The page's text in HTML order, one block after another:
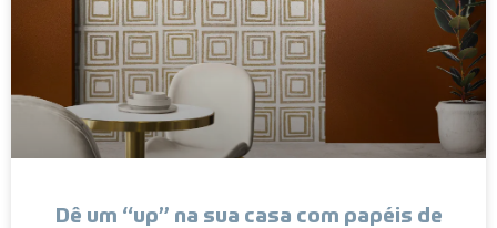
Dê um “up” na sua casa com papéis de